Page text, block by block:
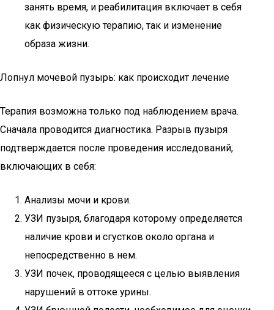
занять время, и реабилитация включает в себя
как физическую терапию, так и изменение
образа жизни.
Лопнул мочевой пузырь: как происходит лечение
Терапия возможна только под наблюдением врача.
Сначала проводится диагностика. Разрыв пузыря
подтверждается после проведения исследований,
включающих в себя:
Анализы мочи и крови.
УЗИ пузыря, благодаря которому определяется
наличие крови и сгустков около органа и
непосредственно в нем.
УЗИ почек, проводящееся с целью выявления
нарушений в оттоке урины.